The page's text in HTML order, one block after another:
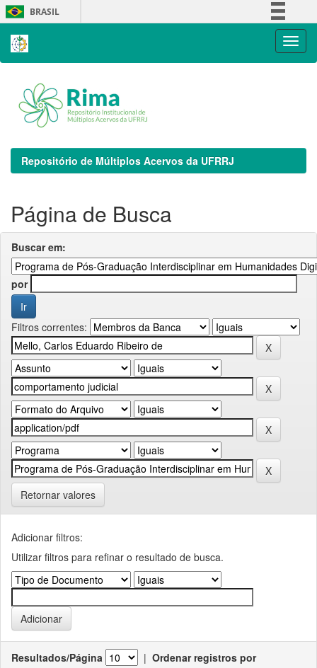
Skip
navigation
BRASIL
Repositório de Múltiplos Acervos da UFRRJ
Página de Busca
Buscar em:
por
Filtros correntes:
Retornar valores
Adicionar filtros:
Utilizar filtros para refinar o resultado de busca.
Resultados/Página | Ordenar registros por